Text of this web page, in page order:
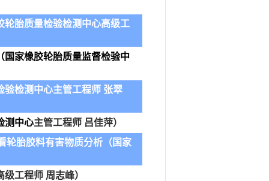
轮胎质量检验检测中心高级工
国家橡胶轮胎质量监督检验中
验检测中心主管工程师 张翠
测中心主管工程师 吕佳萍）
轮胎胶料有害物质分析（ 国家
工程师 周志峰）